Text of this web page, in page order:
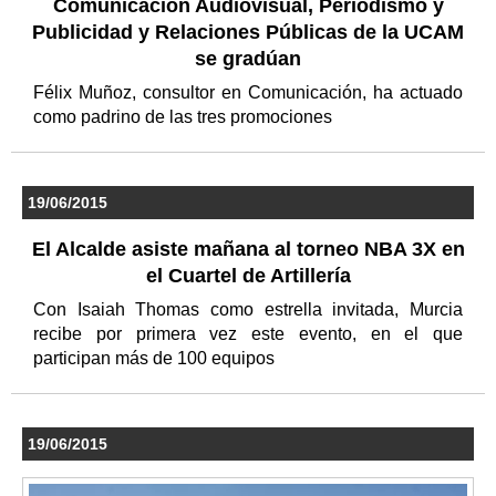
Comunicación Audiovisual, Periodismo y
Publicidad y Relaciones Públicas de la UCAM
se gradúan
Félix Muñoz, consultor en Comunicación, ha actuado
como padrino de las tres promociones
19/06/2015
El Alcalde asiste mañana al torneo NBA 3X en
el Cuartel de Artillería
Con Isaiah Thomas como estrella invitada, Murcia
recibe por primera vez este evento, en el que
participan más de 100 equipos
19/06/2015